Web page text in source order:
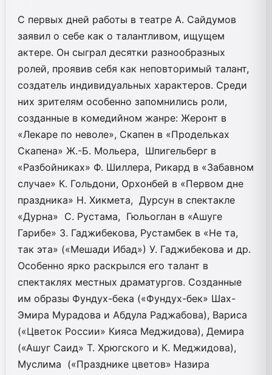
С первых дней работы в театре А. Сайдумов
заявил о себе как о талантливом, ищущем
актере. Он сыграл десятки разнообразных
ролей, проявив себя как неповторимый талант,
создатель индивидуальных характеров. Среди
них зрителям особенно запомнились роли,
созданные в комедийном жанре: Жеронт в
«Лекаре по неволе», Скапен в «Продельках
Скапена» Ж.-Б. Мольера, Шпигельберг в
«Разбойниках» Ф. Шиллера, Рикард в «Забавном
случае» К. Гольдони, Орхонбей в «Первом дне
праздника» Н. Хикмета, Дурсун в спектакле
«Дурна» С. Рустама, Гюльоглан в «Ашуге
Гарибе» З. Гаджибекова, Рустамбек в «Не та,
так эта» («Мешади Ибад») У. Гаджибекова и др.
Особенно ярко раскрылся его талант в
спектаклях местных драматургов. Созданные
им образы Фундух-бека («Фундух-бек» Шах-
Эмира Мурадова и Абдула Раджабова), Вариса
(«Цветок России» Кияса Меджидова), Демира
(«Ашуг Саид» Т. Хрюгского и К. Меджидова),
Муслима («Празднике цветов» Назира